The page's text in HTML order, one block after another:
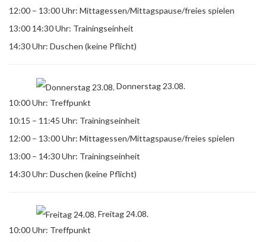
12:00 – 13:00 Uhr: Mittagessen/Mittagspause/freies spielen
13:00 14:30 Uhr: Trainingseinheit
14:30 Uhr: Duschen (keine Pflicht)
Donnerstag 23.08.
10:00 Uhr: Treffpunkt
10:15 – 11:45 Uhr: Trainingseinheit
12:00 – 13:00 Uhr: Mittagessen/Mittagspause/freies spielen
13:00 – 14:30 Uhr: Trainingseinheit
14:30 Uhr: Duschen (keine Pflicht)
Freitag 24.08.
10:00 Uhr: Treffpunkt